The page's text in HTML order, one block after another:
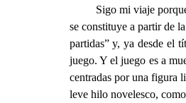
Sigo mi viaje
se constituye a partir de
partidas” y, ya desde el
juego. Y el juego es a
centradas por una figura
leve hilo novelesco,